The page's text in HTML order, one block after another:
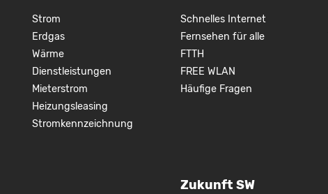
Strom
Erdgas
Wärme
Dienstleistungen
Mieterstrom
Heizungsleasing
Stromkennzeichnung
Schnelles Internet
Fernsehen für alle
FTTH
FREE WLAN
Häufige Fragen
Zukunft SW